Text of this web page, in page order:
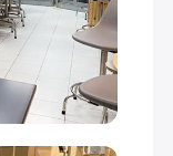
ثالث ثانوي (Grade 12)